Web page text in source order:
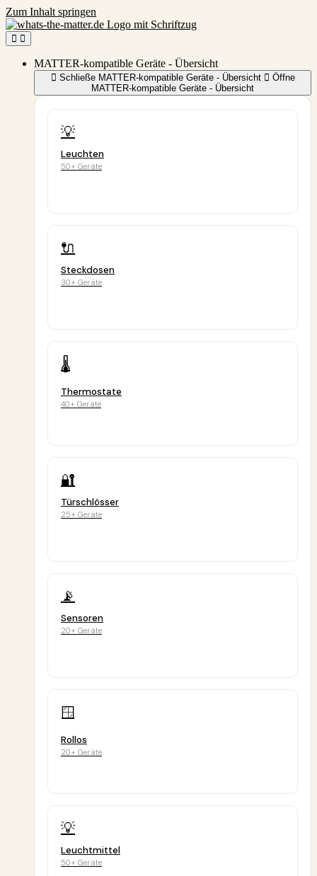
Zum Inhalt springen
MATTER-kompatible Geräte - Übersicht
Schließe MATTER-kompatible Geräte - Übersicht
Öffne
MATTER-kompatible Geräte - Übersicht
💡
Leuchten
50+ Geräte
🔌
Steckdosen
30+ Geräte
🌡️
Thermostate
40+ Geräte
🔐
Türschlösser
25+ Geräte
📡
Sensoren
20+ Geräte
🪟
Rollos
20+ Geräte
💡
Leuchtmittel
50+ Geräte